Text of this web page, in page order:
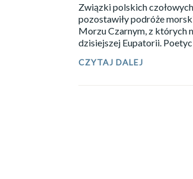
Związki polskich
pozostawiły podróże
Morzu Czarnym, z których
dzisiejszej Eupatorii.
CZYTAJ DALEJ